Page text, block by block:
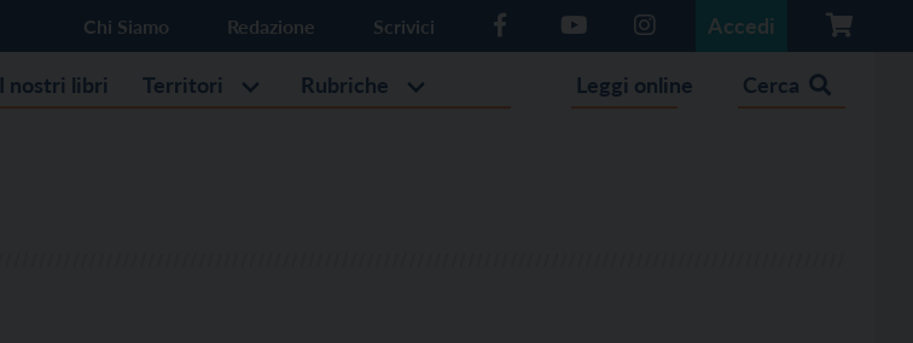
Chi Siamo Redazione Scrivici Accedi
I nostri libri Territori Rubriche Leggi online Cerca